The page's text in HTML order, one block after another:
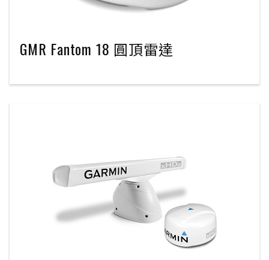
GMR Fantom 18 圓頂雷達